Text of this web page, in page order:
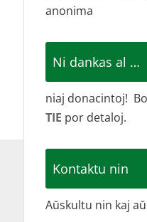
anonima
Ni dankas al …
niaj donacintoj!
TIE por detaloj.
Kontaktu nin
Aŭskultu nin kaj